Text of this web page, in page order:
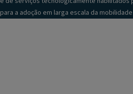
para a adoção em larga escala da